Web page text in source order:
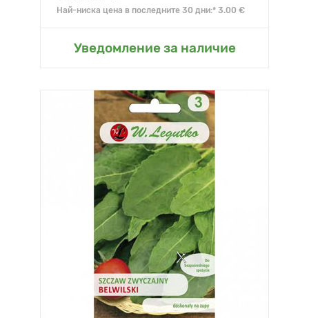
Най-ниска цена в последните 30 дни:* 3.00 €
Уведомление за наличие